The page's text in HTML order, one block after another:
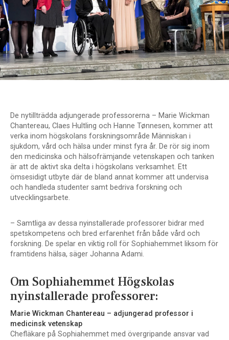
De nytillträdda adjungerade professorerna – Marie Wickman
Chantereau, Claes Hultling och Hanne Tønnesen, kommer att
verka inom högskolans forskningsområde Människan i
sjukdom, vård och hälsa under minst fyra år. De rör sig inom
den medicinska och hälsofrämjande vetenskapen och tanken
är att de aktivt ska delta i högskolans verksamhet. Ett
ömsesidigt utbyte där de bland annat kommer att undervisa
och handleda studenter samt bedriva forskning och
utvecklingsarbete.
– Samtliga av dessa nyinstallerade professorer bidrar med
spetskompetens och bred erfarenhet från både vård och
forskning. De spelar en viktig roll för Sophiahemmet liksom för
framtidens hälsa, säger Johanna Adami.
Om Sophiahemmet Högskolas
nyinstallerade professorer:
Marie Wickman Chantereau – adjungerad professor i
medicinsk vetenskap
Chefläkare på Sophiahemmet med övergripande ansvar vad